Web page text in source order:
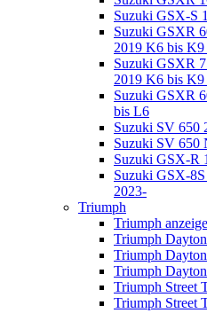
Suzuki GSX-S
Suzuki GSXR
2019 K6 bis
Suzuki GSXR
2019 K6 bis
Suzuki GSXR
bis L6
Suzuki SV 650
Suzuki SV 650
Suzuki GSX-R
Suzuki GSX-
2023-
Triumph
Triumph
Triumph
Triumph
Triumph
Triumph Street
Triumph Street